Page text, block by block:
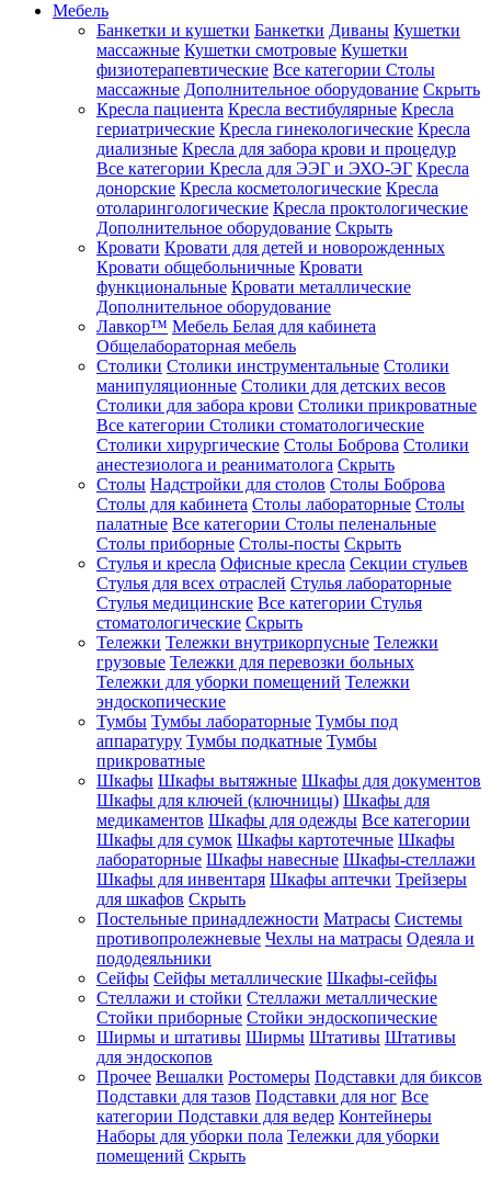
Мебель
Банкетки и кушетки Банкетки Диваны Кушетки
массажные Кушетки смотровые Кушетки
физиотерапевтические Все категории Столы
массажные Дополнительное оборудование Скрыть
Кресла пациента Кресла вестибулярные Кресла
гериатрические Кресла гинекологические Кресла
диализные Кресла для забора крови и процедур
Все категории Кресла для ЭЭГ и ЭХО-ЭГ Кресла
донорские Кресла косметологические Кресла
отоларингологические Кресла проктологические
Дополнительное оборудование Скрыть
Кровати Кровати для детей и новорожденных
Кровати общебольничные Кровати
функциональные Кровати металлические
Дополнительное оборудование
Лавкор™ Мебель Белая для кабинета
Общелабораторная мебель
Столики Столики инструментальные Столики
манипуляционные Столики для детских весов
Столики для забора крови Столики прикроватные
Все категории Столики стоматологические
Столики хирургические Столы Боброва Столики
анестезиолога и реаниматолога Скрыть
Столы Надстройки для столов Столы Боброва
Столы для кабинета Столы лабораторные Столы
палатные Все категории Столы пеленальные
Столы приборные Столы-посты Скрыть
Стулья и кресла Офисные кресла Секции стульев
Стулья для всех отраслей Стулья лабораторные
Стулья медицинские Все категории Стулья
стоматологические Скрыть
Тележки Тележки внутрикорпусные Тележки
грузовые Тележки для перевозки больных
Тележки для уборки помещений Тележки
эндоскопические
Тумбы Тумбы лабораторные Тумбы под
аппаратуру Тумбы подкатные Тумбы
прикроватные
Шкафы Шкафы вытяжные Шкафы для документов
Шкафы для ключей (ключницы) Шкафы для
медикаментов Шкафы для одежды Все категории
Шкафы для сумок Шкафы картотечные Шкафы
лабораторные Шкафы навесные Шкафы-стеллажи
Шкафы для инвентаря Шкафы аптечки Трейзеры
для шкафов Скрыть
Постельные принадлежности Матрасы Системы
противопролежневые Чехлы на матрасы Одеяла и
пододеяльники
Сейфы Сейфы металлические Шкафы-сейфы
Стеллажи и стойки Стеллажи металлические
Стойки приборные Стойки эндоскопические
Ширмы и штативы Ширмы Штативы Штативы
для эндоскопов
Прочее Вешалки Ростомеры Подставки для биксов
Подставки для тазов Подставки для ног Все
категории Подставки для ведер Контейнеры
Наборы для уборки пола Тележки для уборки
помещений Скрыть